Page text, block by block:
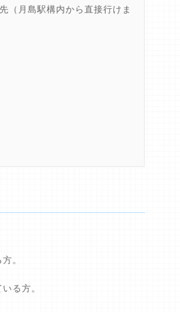
月島駅構内から直接行けま
。
る方。